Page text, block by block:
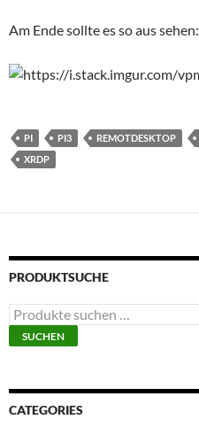
Am Ende sollte es so aus sehen:
PI PI3 REMOTDESKTOP
XRDP
PRODUKTSUCHE
Suchen
nach:
SUCHEN
CATEGORIES